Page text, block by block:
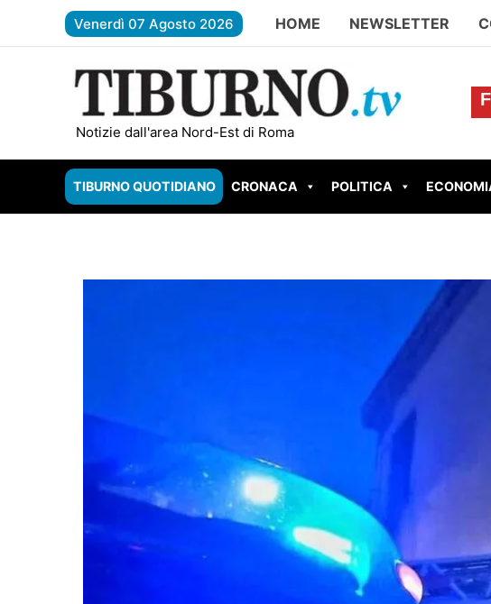
Venerdì 07 Agosto 2026 HOME NEWSLETTER
Notizie dall'area Nord-Est di Roma
TIVOLI – Cesurni e Martellona, accordo Regione-Comune
TIBURNO QUOTIDIANO CRONACA POLITICA